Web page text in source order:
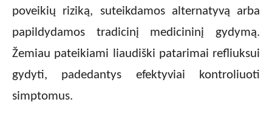
poveikių riziką, suteikdamos alternatyvą arba
papildydamos tradicinį medicininį gydymą.
Žemiau pateikiami liaudiški patarimai refliuksui
gydyti, padedantys efektyviai kontroliuoti
simptomus.